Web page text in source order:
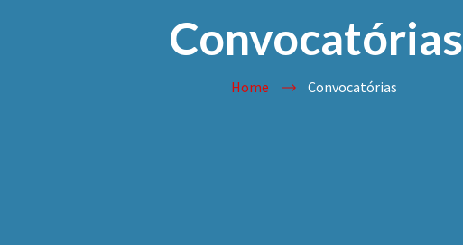
Convocatórias
Home Convocatórias